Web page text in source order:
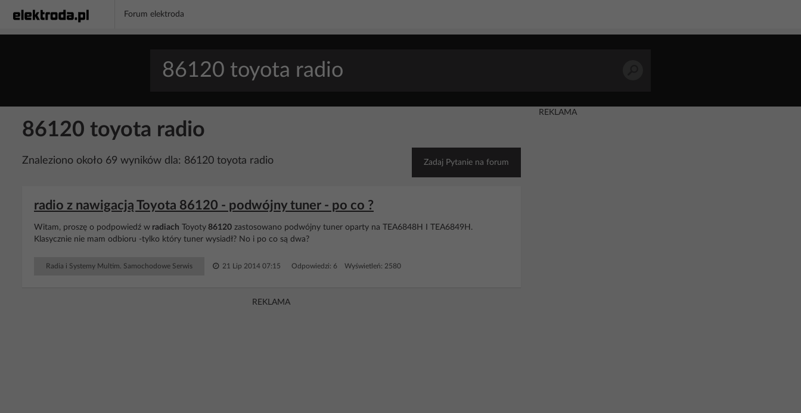
Forum elektroda
86120 toyota radio
Znaleziono około 69 wyników dla: 86120 toyota radio Zadaj Pytanie na forum
radio z nawigacją Toyota 86120 - podwójny tuner - po co ?
Witam, proszę o podpowiedź w radiach Toyoty 86120 zastosowano podwójny tuner oparty na TEA6848H I TEA6849H.
Klasycznie nie mam odbioru -tylko który tuner wysiadł? No i po co są dwa?
Radia i Systemy Multim. Samochodowe Serwis 21 Lip 2014 07:15 Odpowiedzi: 6 Wyświetleń: 2580
REKLAMA
REKLAMA